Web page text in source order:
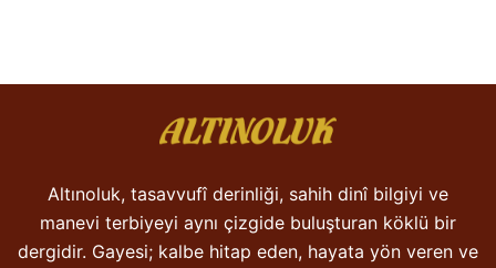
Altınoluk, tasavvufî derinliği, sahih dinî bilgiyi ve
manevi terbiyeyi aynı çizgide buluşturan köklü bir
dergidir. Gayesi; kalbe hitap eden, hayata yön veren ve